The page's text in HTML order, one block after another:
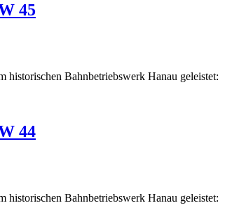
45
historischen Bahnbetriebswerk Hanau geleistet:
44
historischen Bahnbetriebswerk Hanau geleistet: